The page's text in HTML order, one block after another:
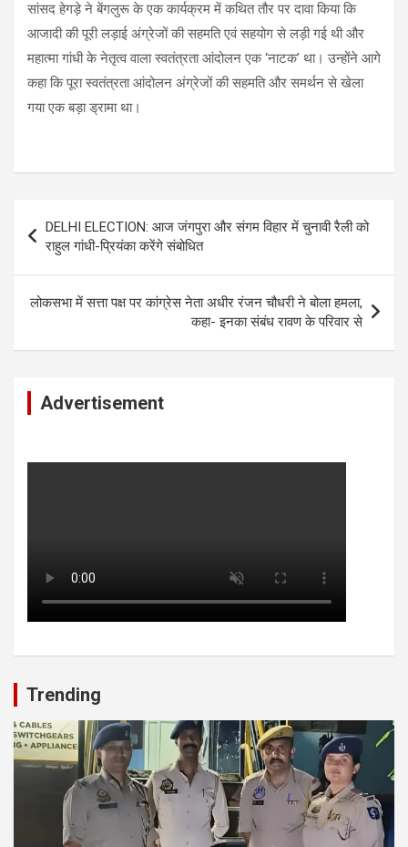
सांसद हेगड़े ने बेंगलुरू के एक कार्यक्रम में कथित तौर पर दावा किया कि
आजादी की पूरी लड़ाई अंग्रेजों की सहमति एवं सहयोग से लड़ी गई थी और
महात्मा गांधी के नेतृत्व वाला स्वतंत्रता आंदोलन एक ‘नाटक’ था। उन्होंने आगे
कहा कि पूरा स्वतंत्रता आंदोलन अंग्रेजों की सहमति और समर्थन से खेला
गया एक बड़ा ड्रामा था।
navigation
DELHI ELECTION: आज जंगपुरा और संगम विहार में चुनावी रैली को
राहुल गांधी-प्रियंका करेंगे संबोधित
लोकसभा में सत्ता पक्ष पर कांग्रेस नेता अधीर रंजन चौधरी ने बोला हमला,
कहा- इनका संबंध रावण के परिवार से
Advertisement
Trending